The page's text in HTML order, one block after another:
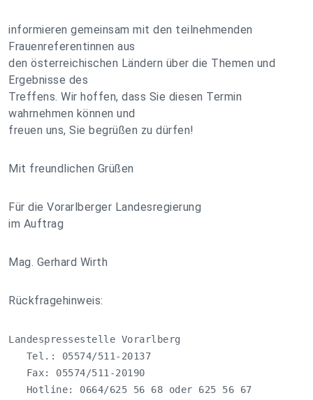
informieren gemeinsam mit den teilnehmenden
Frauenreferentinnen aus
den österreichischen Ländern über die Themen und
Ergebnisse des
Treffens. Wir hoffen, dass Sie diesen Termin
wahrnehmen können und
freuen uns, Sie begrüßen zu dürfen!
Mit freundlichen Grüßen
Für die Vorarlberger Landesregierung
im Auftrag
Mag. Gerhard Wirth
Rückfragehinweis:
Landespressestelle Vorarlberg
   Tel.: 05574/511-20137
   Fax: 05574/511-20190
   Hotline: 0664/625 56 68 oder 625 56 67